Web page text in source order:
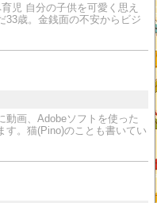
児 自分の子供を可愛く思え
33歳。金銭面の不安からビジ
動画、Adobeソフトを使った
す。猫(Pino)のことも書いてい